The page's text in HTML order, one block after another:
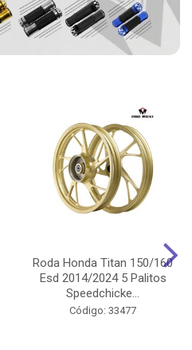
Roda Honda Titan 150/160
Esd 2014/2024 5 Palitos
Speedchicke...
Código: 33477